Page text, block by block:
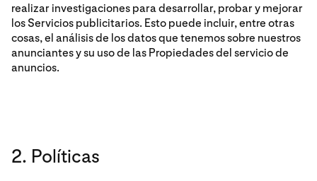
realizar investigaciones para desarrollar, probar y mejorar
los Servicios publicitarios. Esto puede incluir, entre otras
cosas, el análisis de los datos que tenemos sobre nuestros
anunciantes y su uso de las Propiedades del servicio de
anuncios.
2. Políticas